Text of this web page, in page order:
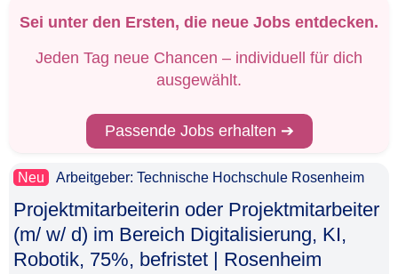
Sei unter den Ersten, die neue Jobs entdecken.
Jeden Tag neue Chancen – individuell für dich
ausgewählt.
Passende Jobs erhalten ➔
Neu Arbeitgeber: Technische Hochschule Rosenheim
Projektmitarbeiterin oder Projektmitarbeiter
(m/ w/ d) im Bereich Digitalisierung, KI,
Robotik, 75%, befristet | Rosenheim​‌‌‌‌​‌​‌‌‌‌‌​​​‌​​